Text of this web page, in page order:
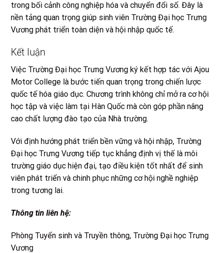
trong bối cảnh công nghiệp hóa và chuyển đổi số. Đây là
nền tảng quan trọng giúp sinh viên Trường Đại học Trưng
Vương phát triển toàn diện và hội nhập quốc tế.
Kết luận
Việc Trường Đại học Trưng Vương ký kết hợp tác với Ajou
Motor College là bước tiến quan trọng trong chiến lược
quốc tế hóa giáo dục. Chương trình không chỉ mở ra cơ hội
học tập và việc làm tại Hàn Quốc mà còn góp phần nâng
cao chất lượng đào tạo của Nhà trường.
Với định hướng phát triển bền vững và hội nhập, Trường
Đại học Trưng Vương tiếp tục khẳng định vị thế là môi
trường giáo dục hiện đại, tạo điều kiện tốt nhất để sinh
viên phát triển và chinh phục những cơ hội nghề nghiệp
trong tương lai.
Thông tin liên hệ:
Phòng Tuyển sinh và Truyền thông, Trường Đại học Trưng
Vương